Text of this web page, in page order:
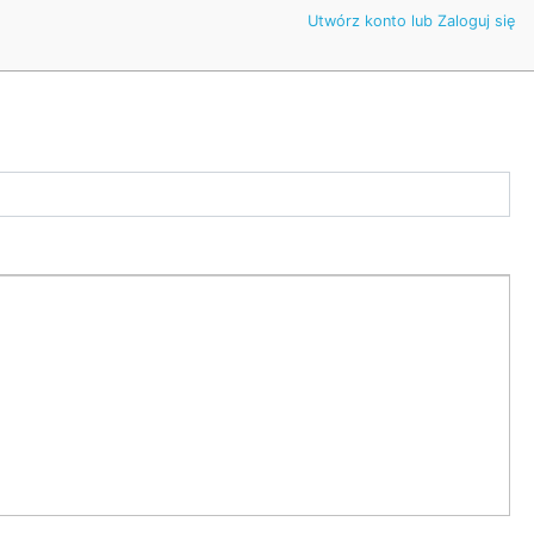
Utwórz konto lub Zaloguj się